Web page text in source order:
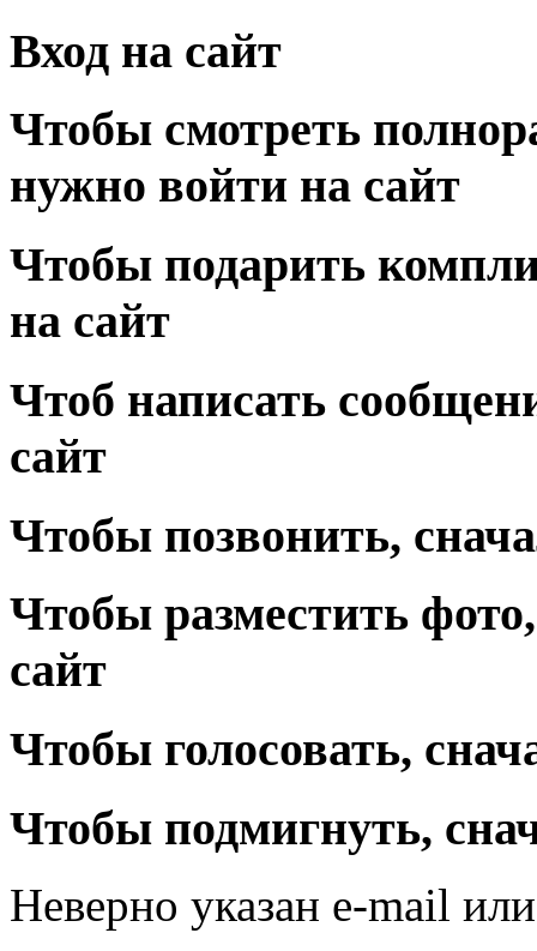
Вход на сайт
Чтобы смотреть
нужно войти на сайт
Чтобы подарить
на сайт
Чтоб написать
сайт
Чтобы позвонить,
Чтобы разместить
сайт
Чтобы голосовать,
Чтобы подмигнуть,
Неверно указан e-mail